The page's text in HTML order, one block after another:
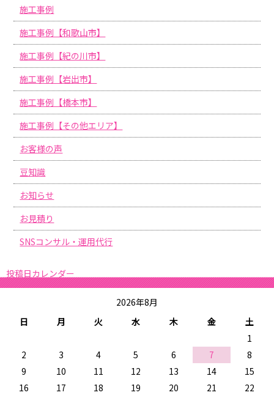
施工事例
施工事例【和歌山市】
施工事例【紀の川市】
施工事例【岩出市】
施工事例【橋本市】
施工事例【その他エリア】
お客様の声
豆知識
お知らせ
お見積り
SNSコンサル・運用代行
投稿日カレンダー
2026年8月
日
月 火 水 木 金
土
1
2
3 4 5 6 7
8
9
10 11 12 13 14
15
16
17 18 19 20 21
22